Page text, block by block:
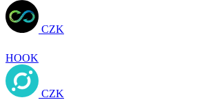
CZK
HOOK
CZK